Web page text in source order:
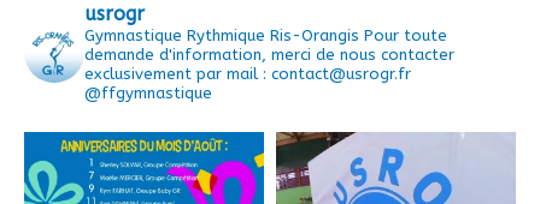
usrogr
Gymnastique Rythmique Ris-Orangis Pour toute
demande d'information, merci de nous contacter
exclusivement par mail : contact@usrogr.fr
@ffgymnastique